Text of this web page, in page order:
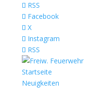
RSS
Facebook
X
Instagram
RSS
Startseite
Neuigkeiten